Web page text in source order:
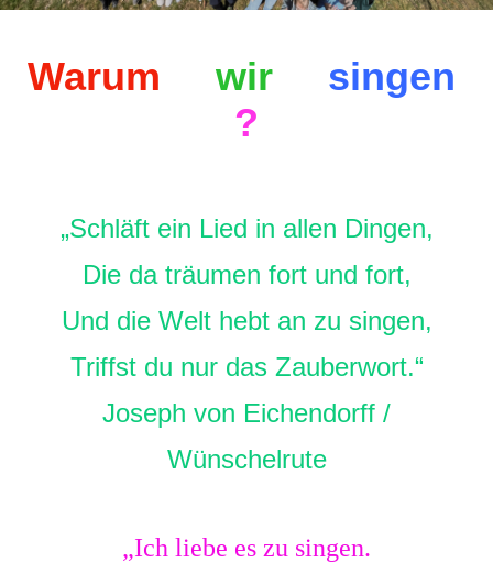
Warum wir
singen
?
„Schläft ein Lied in allen Dingen,
Die da träumen fort und fort,
Und die Welt hebt an zu singen,
Triffst du nur das Zauberwort.“
Joseph von Eichendorff /
Wünschelrute
„Ich liebe es zu singen.